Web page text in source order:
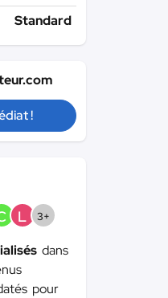
Standard
!
L 3+
dans
pour